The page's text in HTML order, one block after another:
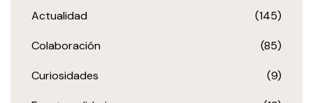
Actualidad (145)
Colaboración (85)
Curiosidades (9)